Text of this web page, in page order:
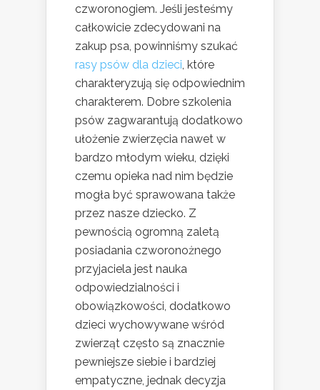
czworonogiem. Jeśli jesteśmy
całkowicie zdecydowani na
zakup psa, powinniśmy szukać
rasy psów dla dzieci , które
charakteryzują się odpowiednim
charakterem. Dobre szkolenia
psów zagwarantują dodatkowo
ułożenie zwierzęcia nawet w
bardzo młodym wieku, dzięki
czemu opieka nad nim będzie
mogła być sprawowana także
przez nasze dziecko. Z
pewnością ogromną zaletą
posiadania czworonożnego
przyjaciela jest nauka
odpowiedzialności i
obowiązkowości, dodatkowo
dzieci wychowywane wśród
zwierząt często są znacznie
pewniejsze siebie i bardziej
empatyczne, jednak decyzja